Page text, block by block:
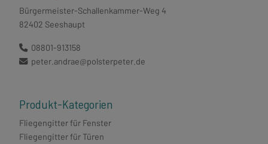
Bürgermeister-Schallenkammer-Weg 4
82402 Seeshaupt
08801-913158
peter.andrae@polsterpeter.de
Produkt-Kategorien
Fliegengitter für Fenster
Fliegengitter für Türen